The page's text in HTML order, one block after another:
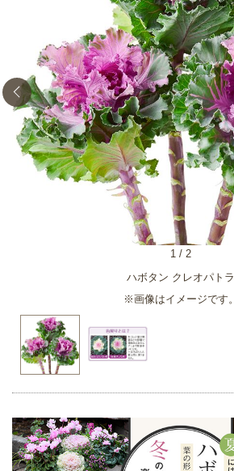
ハボタン クレオパトラ
※画像はイメージです。
1 / 2